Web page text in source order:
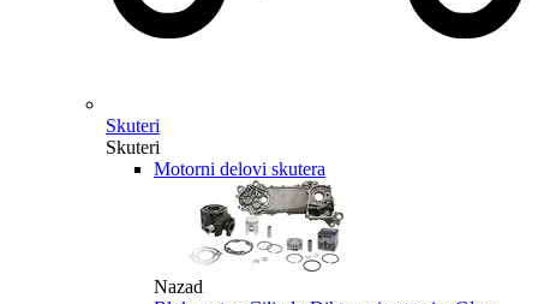
Skuteri
Skuteri
Motorni delovi skutera
Nazad